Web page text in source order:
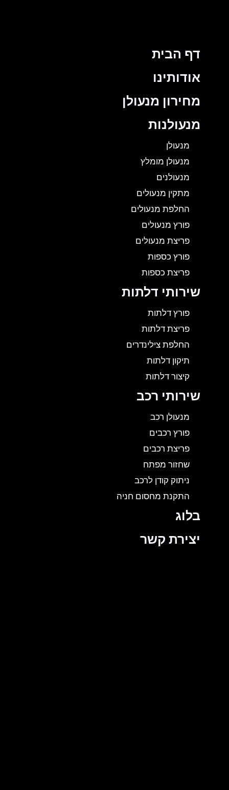
דף הבית
אודותינו
מחירון מנעולן
מנעולנות
מנעולן
מנעולן מומלץ
מנעולנים
מתקין מנעולים
החלפת מנעולים
פורץ מנעולים
פריצת מנעולים
פורץ כספות
פריצת כספות
שירותי דלתות
פורץ דלתות
פריצת דלתות
החלפת צילינדרים
תיקון דלתות
קיצור דלתות
שירותי רכב
מנעולן רכב
פורץ רכבים
פריצת רכבים
שחזור מפתח
ניתוק קודן לרכב
התקנת מחסום חניה
בלוג
יצירת קשר